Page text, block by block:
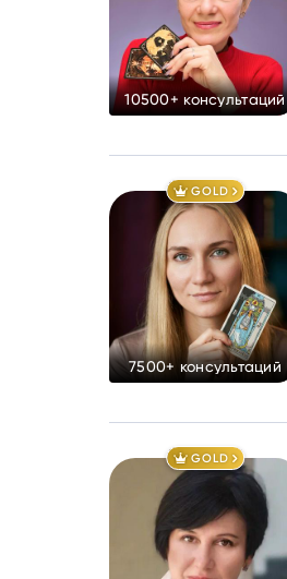
10500+ консультаций
GOLD
7500+ консультаций
GOLD